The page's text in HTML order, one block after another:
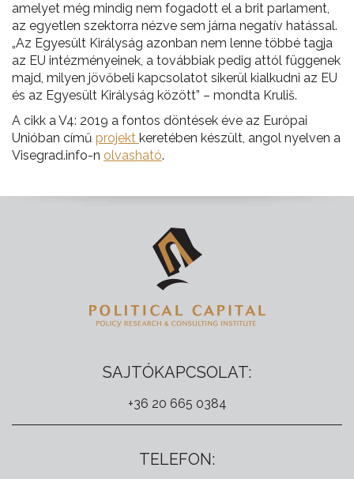
amelyet még mindig nem fogadott el a brit parlament,
az egyetlen szektorra nézve sem járna negatív hatással.
„Az Egyesült Királyság azonban nem lenne többé tagja
az EU intézményeinek, a továbbiak pedig attól függenek
majd, milyen jövőbeli kapcsolatot sikerül kialkudni az EU
és az Egyesült Királyság között” – mondta Kruliš.
A cikk a V4: 2019 a fontos döntések éve az Európai
Unióban című projekt keretében készült, angol nyelven a
Visegrad.info-n olvasható.
SAJTÓKAPCSOLAT:
+36 20 665 0384
TELEFON: